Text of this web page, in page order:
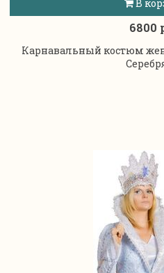
В
6800
Карнавальный костюм